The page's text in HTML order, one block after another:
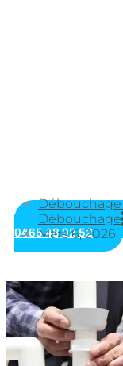
0465 48 92 52
Débouchage
Débouchage
Mars 6, 2026